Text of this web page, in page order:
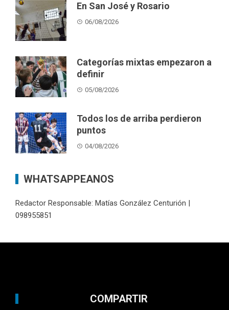
En San José y Rosario
06/08/2026
Categorías mixtas empezaron a
definir
05/08/2026
Todos los de arriba perdieron
puntos
04/08/2026
WHATSAPPEANOS
Redactor Responsable: Matías González Centurión |
098955851
COMPARTIR